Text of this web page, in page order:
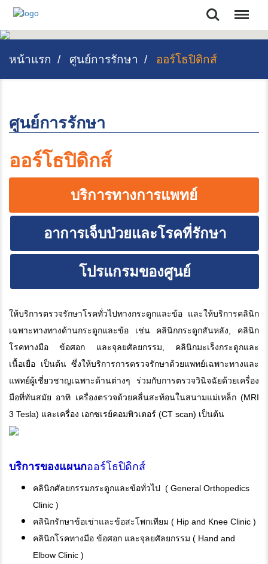
Search
หน้าแรก ศูนย์การรักษา ออร์โธปิดิกส์
ศูนย์การรักษา
ออร์โธปิดิกส์
บริการทางการแพทย์
อาการเจ็บป่วยและโรคที่รักษา
โปรแกรมของศูนย์
ให้บริการตรวจรักษาโรคทั่วไปทางกระดูกและข้อ และให้บริการคลินิก
เฉพาะทางทางด้านกระดูกและข้อ เช่น คลินิกกระดูกสันหลัง, คลินิก
โรคทางมือ ข้อศอก และจุลยศัลยกรรม, คลินิกมะเร็งกระดูกและ
เนื้อเยื่อ เป็นต้น ซึ่งให้บริการการตรวจรักษาด้วยแพทย์เฉพาะทางและ
แพทย์ผู้เชี่ยวชาญเฉพาะด้านต่างๆ ร่วมกับการตรวจวินิจฉัยด้วยเครื่อง
มือที่ทันสมัย อาทิ เครื่องตรวจด้วยคลื่นสะท้อนในสนามแม่เหล็ก (MRI
3 Tesla) และเครื่อง เอกซเรย์คอมพิวเตอร์ (CT scan) เป็นต้น
บริการของแผนกออร์โธปิดิกส์
คลินิกศัลยกรรมกระดูกและข้อทั่วไป ( General Orthopedics
Clinic )
คลินิกรักษาข้อเข่าและข้อสะโพกเทียม ( Hip and Knee Clinic )
คลินิกโรคทางมือ ข้อศอก และจุลยศัลยกรรม ( Hand and
Elbow Clinic )